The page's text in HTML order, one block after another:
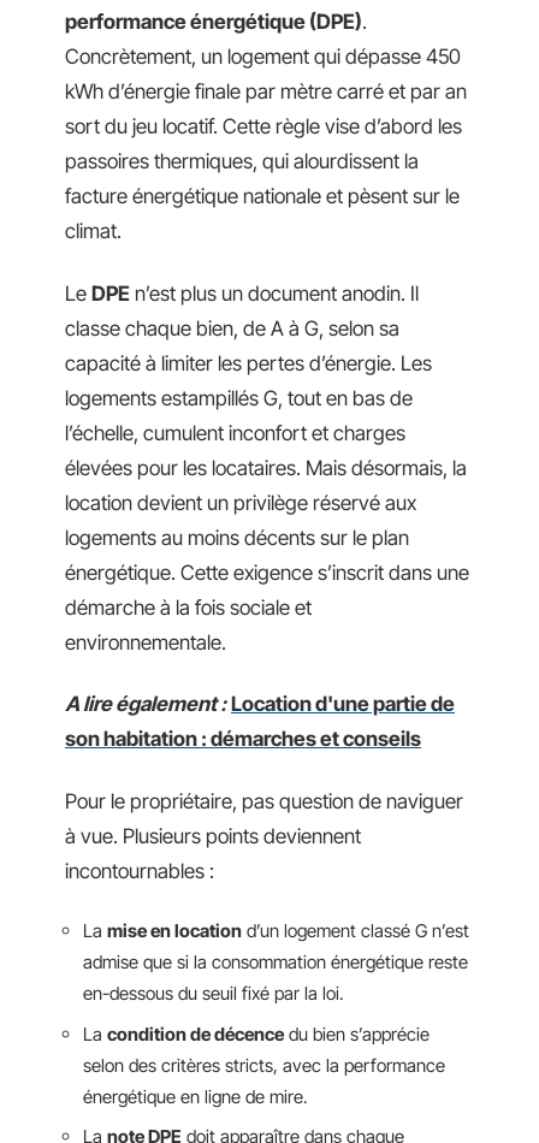
performance énergétique (DPE).
Concrètement, un logement qui dépasse 450
kWh d’énergie finale par mètre carré et par an
sort du jeu locatif. Cette règle vise d’abord les
passoires thermiques, qui alourdissent la
facture énergétique nationale et pèsent sur le
climat.
Le DPE n’est plus un document anodin. Il
classe chaque bien, de A à G, selon sa
capacité à limiter les pertes d’énergie. Les
logements estampillés G, tout en bas de
l’échelle, cumulent inconfort et charges
élevées pour les locataires. Mais désormais, la
location devient un privilège réservé aux
logements au moins décents sur le plan
énergétique. Cette exigence s’inscrit dans une
démarche à la fois sociale et
environnementale.
A lire également : Location d'une partie de
son habitation : démarches et conseils
Pour le propriétaire, pas question de naviguer
à vue. Plusieurs points deviennent
incontournables :
La mise en location d’un logement classé G n’est
admise que si la consommation énergétique reste
en-dessous du seuil fixé par la loi.
La condition de décence du bien s’apprécie
selon des critères stricts, avec la performance
énergétique en ligne de mire.
La note DPE doit apparaître dans chaque